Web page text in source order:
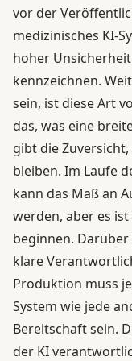
vor der
medizinisches KI-
hoher
kennzeichnen.
sein, ist diese Art
das, was eine
gibt die
bleiben. Im Laufe
kann das Maß an
werden, aber es
beginnen.
klare
Produktion muss
System wie jede
Bereitschaft sein.
der KI